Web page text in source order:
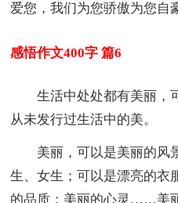
爱您，我们为您骄傲为您自
感悟作文400字 篇6
生活中处处都有美丽，可
从未发行过生活中的美。
美丽，可以是美丽的风
生、女生；可以是漂亮的衣
的品质；美丽的心灵……美